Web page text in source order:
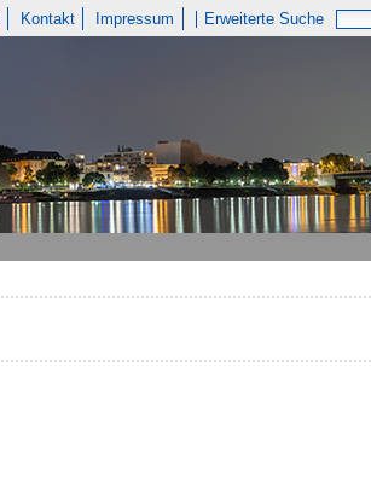
Kontakt Impressum Erweiterte Suche